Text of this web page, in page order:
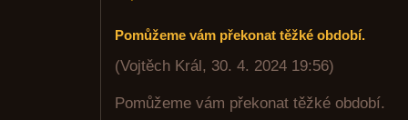
Pomůžeme vám překonat těžké období.
(Vojtěch Král, 30. 4. 2024 19:56)
Pomůžeme vám překonat těžké období.